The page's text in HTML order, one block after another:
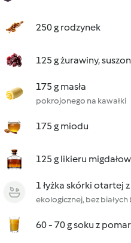
250 g rodzynek
125 g żurawiny,
175 g masła
pokrojonego na kawałki
175 g miodu
125 g likieru
1 łyżka skórki otartej
ekologicznej, bez białych
60 - 70 g soku z